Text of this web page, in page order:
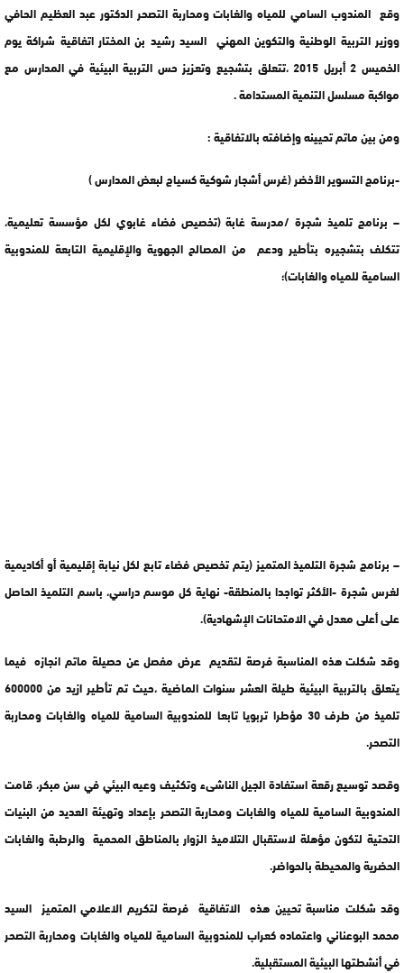
وقع المندوب السامي للمياه والغابات ومحاربة التصحر الدكتور عبد العظيم الحافي
ووزير التربية الوطنية والتكوين المهني السيد رشيد بن المختار اتفاقية شراكة يوم
الخميس 2 أبريل 2015 ،تتعلق بتشجيع وتعزيز حس التربية البيئية في المدارس مع
مواكبة مسلسل التنمية المستدامة .
ومن بين ماتم تحيينه وإضافته بالاتفاقية :
-برنامج التسوير الأخضر (غرس أشجار شوكية كسياج لبعض المدارس )
– برنامج تلميذ شجرة /مدرسة غابة (تخصيص فضاء غابوي لكل مؤسسة تعليمية،
تتكلف بتشجيره بتأطير ودعم من المصالح الجهوية والإقليمية التابعة للمندوبية
السامية للمياه والغابات)؛
– برنامج شجرة التلميذ المتميز (يتم تخصيص فضاء تابع لكل نيابة إقليمية أو أكاديمية
لغرس شجرة -الأكثر تواجدا بالمنطقة- نهاية كل موسم دراسي، باسم التلميذ الحاصل
على أعلى معدل في الامتحانات الإشهادية).
وقد شكلت هذه المناسبة فرصة لتقديم عرض مفصل عن حصيلة ماتم انجازه فيما
يتعلق بالتربية البيئية طيلة العشر سنوات الماضية ،حيث تم تأطير ازيد من 600000
تلميذ من طرف 30 مؤطرا تربويا تابعا للمندوبية السامية للمياه والغابات ومحاربة
التصحر.
وقصد توسيع رقعة استفادة الجيل الناشىء وتكثيف وعيه البيئي في سن مبكر، قامت
المندوبية السامية للمياه والغابات ومحاربة التصحر بإعداد وتهيئة العديد من البنيات
التحتية لتكون مؤهلة لاستقبال التلاميذ الزوار بالمناطق المحمية والرطبة والغابات
الحضرية والمحيطة بالحواضر.
وقد شكلت مناسبة تحيين هذه الاتفاقية فرصة لتكريم الاعلامي المتميز السيد
محمد البوعناني واعتماده كعراب للمندوبية السامية للمياه والغابات ومحاربة التصحر
في أنشطتها البيئية المستقبلية.